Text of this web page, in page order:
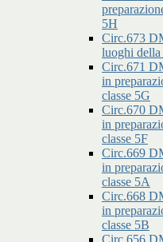
5H
Circ.673
luoghi della
Circ.671
in
classe 5G
Circ.670
in
classe 5F
Circ.669
in
classe 5A
Circ.668
in
classe 5B